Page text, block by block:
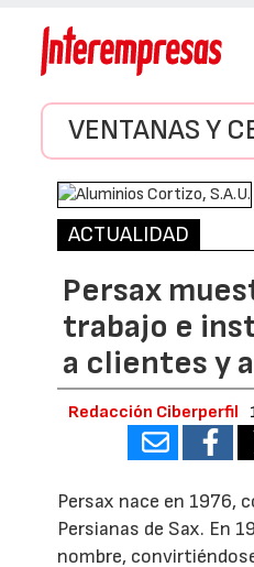
VENTANAS Y
ACTUALIDAD
Persax
trabajo e
a clientes y
Redacción Ciberperfil
Persax nace en 1976,
Persianas de Sax. En
nombre,